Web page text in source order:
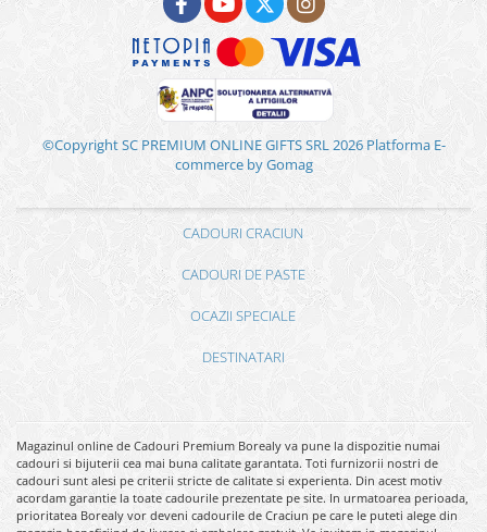
©Copyright SC PREMIUM ONLINE GIFTS SRL 2026 Platforma E-
commerce by Gomag
CADOURI CRACIUN
CADOURI DE PASTE
OCAZII SPECIALE
DESTINATARI
Magazinul online de Cadouri Premium Borealy va pune la dispozitie numai
cadouri si bijuterii cea mai buna calitate garantata. Toti furnizorii nostri de
cadouri sunt alesi pe criterii stricte de calitate si experienta. Din acest motiv
acordam garantie la toate cadourile prezentate pe site. In urmatoarea perioada,
prioritatea Borealy vor deveni cadourile de Craciun pe care le puteti alege din